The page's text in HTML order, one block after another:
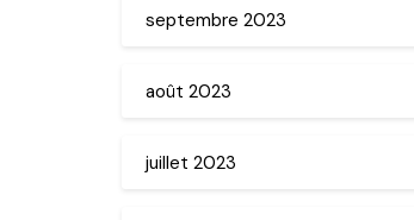
septembre 2023
août 2023
juillet 2023